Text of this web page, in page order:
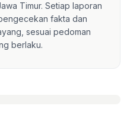
Timur. Setiap laporan
fakta dan
sesuai pedoman
berlaku.